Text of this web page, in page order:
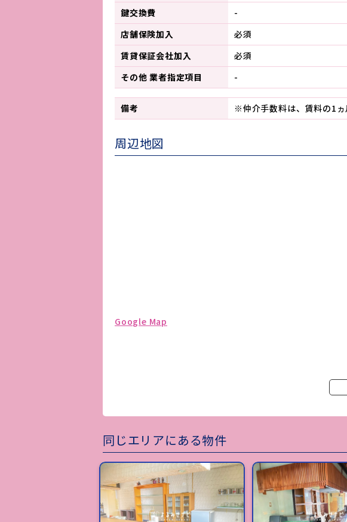
鍵交換費
-
店舗保険加入
必須
賃貸保証会社加入
必須
その他 業者指定項目
-
備考 ※仲介手数料は、賃料の1ヵ
周辺地図
Google Map
同じエリアにある物件